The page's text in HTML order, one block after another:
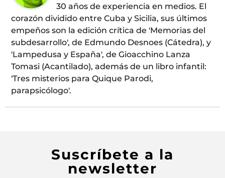
30 años de experiencia en medios. El
corazón dividido entre Cuba y Sicilia, sus últimos
empeños son la edición crítica de 'Memorias del
subdesarrollo', de Edmundo Desnoes (Cátedra), y
'Lampedusa y España', de Gioacchino Lanza
Tomasi (Acantilado), además de un libro infantil:
'Tres misterios para Quique Parodi,
parapsicólogo'.
Suscríbete a la
newsletter